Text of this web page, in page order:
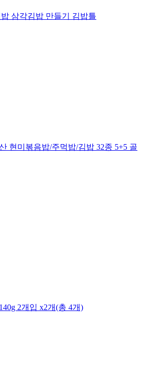
삼각김밥 만들기 김밥틀
현미볶음밥/주먹밥/김밥 32종 5+5 골
2개입 x2개(총 4개)